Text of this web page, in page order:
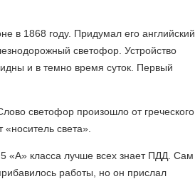
1868 году. Придумал его английский
светофор. Устройство
и в темно время суток. Первый
светофор произошло от греческого
света».
«А» класса лучше всех знает ПДД. Сам
работы, но он прислал